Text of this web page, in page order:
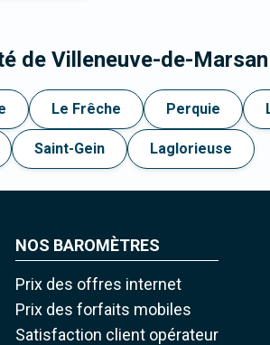
de Villeneuve-de-Marsan
Le Frêche Perquie
Saint-Gein Laglorieuse
NOS BAROMÈTRES
Prix des offres internet
Prix des forfaits mobiles
Satisfaction client opérateur